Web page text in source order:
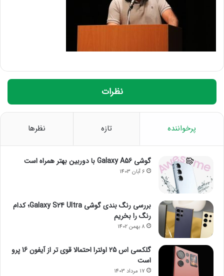
نظرات
پرخواننده تازه نظرها
گوشی Galaxy A56 با دوربین بهتر همراه است
6 آبان 1403
بررسی رنگ بندی گوشی Galaxy S24 Ultra؛ کدام
رنگ را بخریم
8 بهمن 1402
گلکسی اس 25 اولترا احتمالا قوی تر از آیفون 16 پرو
است
17 مرداد 1403